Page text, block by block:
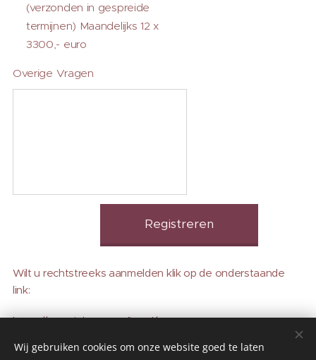
(verzonden in gespreide
termijnen) Maandelijks 12 x
3300,- euro
Overige Vragen
Registreren
Wilt u rechtstreeks aanmelden klik op de onderstaande
link:
https://www.inkoopstudies.nl/
Wij gebruiken cookies om onze website goed te laten